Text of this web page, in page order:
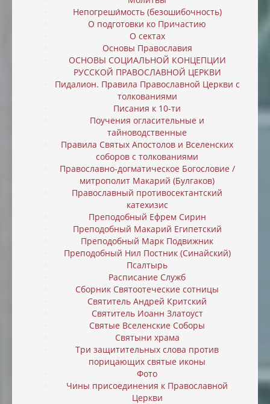
Непогреши́мость (безошибочность)
О подготовки ко Причастию
О сектах
Основы Православия
ОСНОВЫ СОЦИАЛЬНОЙ КОНЦЕПЦИИ
РУССКОЙ ПРАВОСЛАВНОЙ ЦЕРКВИ
Пидалион. Правила Православной Церкви с
толкованиями
Писания к 10-ти
Поучения огласительные и
тайноводственные
Правила Святых Апостолов и Вселенских
соборов с толкованиями
Православно-догматическое Богословие /
митрополит Макарий (Булгаков)
Православный противосектантский
катехизис
Преподобный Ефрем Сирин
Преподобный Макарий Египетский
Преподобный Марк Подвижник
Преподобный Нил Постник (Синайский)
Псалтырь
Расписание Служб
Сборник Святоотеческие сотницы
Святитель Андрей Критский
Святитель Иоанн Златоуст
Святые Вселенские Соборы
Святыни храма
Три защитительных слова против
порицающих святые иконы
Фото
Чины присоединения к Православной
Церкви